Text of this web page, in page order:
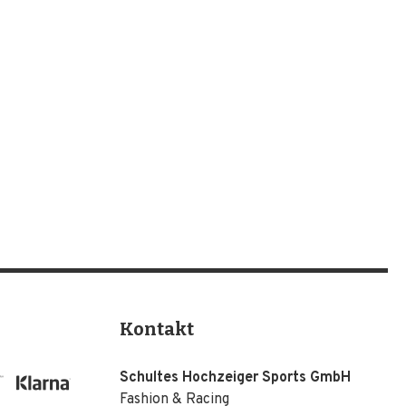
Kontakt
Schultes Hochzeiger Sports GmbH
Fashion & Racing